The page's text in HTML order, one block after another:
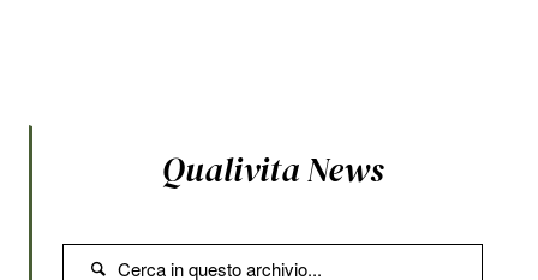
Qualivita News
